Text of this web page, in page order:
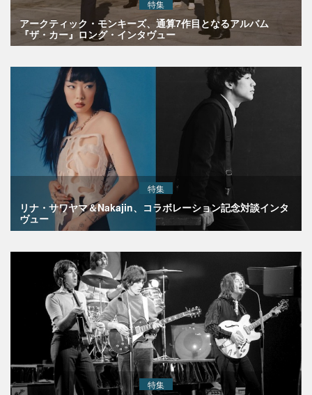
特集
アークティック・モンキーズ、通算7作目となるアルバム
『ザ・カー』ロング・インタヴュー
特集
リナ・サワヤマ＆Nakajin、コラボレーション記念対談インタ
ヴュー
特集